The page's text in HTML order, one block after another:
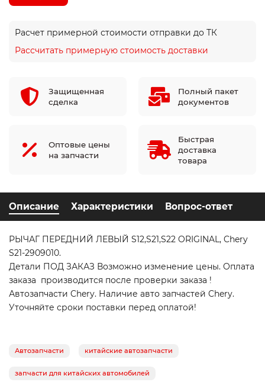
Расчет примерной стоимости отправки до ТК
Рассчитать примерную стоимость доставки
Защищенная
сделка
Полный пакет
документов
Оптовые цены
на запчасти
Быстрая
доставка
товара
Описание Характеристики Вопрос-ответ
РЫЧАГ ПЕРЕДНИЙ ЛЕВЫЙ S12,S21,S22 ORIGINAL, Chery
S21-2909010.
Детали ПОД ЗАКАЗ Возможно изменение цены. Оплата
заказа производится после проверки заказа !
Автозапчасти Chery. Наличие авто запчастей Chery.
Уточняйте сроки поставки перед оплатой!
Автозапчасти китайские автозапчасти
запчасти для китайских автомобилей